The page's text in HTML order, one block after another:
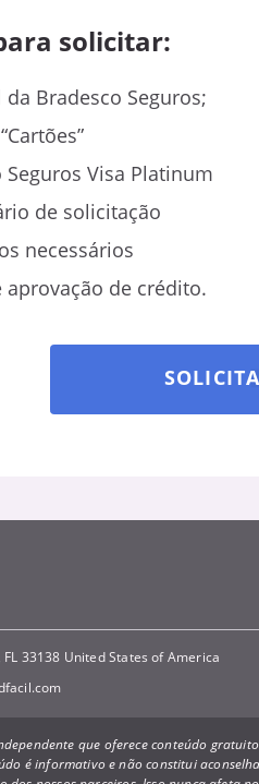
solicitar:
Bradesco Seguros;
Visa Platinum
de solicitação
necessários
aprovação de crédito.
33138 United States of America
que oferece conteúdo
é informativo e não constitui